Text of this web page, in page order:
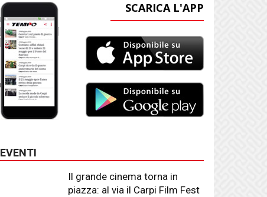
SCARICA L'APP
EVENTI
Il grande cinema torna in
piazza: al via il Carpi Film Fest